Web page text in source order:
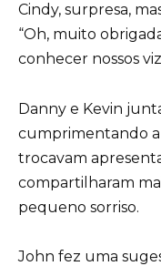
Cindy, surpresa,
“Oh, muito
conhecer nossos
Danny e Kevin
cumprimentando
trocavam
compartilharam
pequeno sorriso.
John fez uma